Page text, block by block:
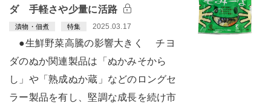
ダ 手軽さや少量に活路
漬物・佃煮 特集 2025.03.17
●生鮮野菜高騰の影響大きく チヨ
ダのぬか関連製品は「ぬかみそから
し」や「熟成ぬか蔵」などのロングセ
ラー製品を有し、堅調な成長を続け市